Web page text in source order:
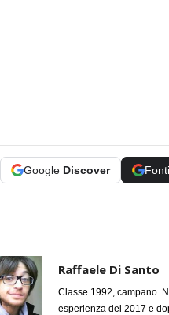
Google Discover Fonti
Raffaele Di Santo
Classe 1992, campano.
esperienza del 2017 e